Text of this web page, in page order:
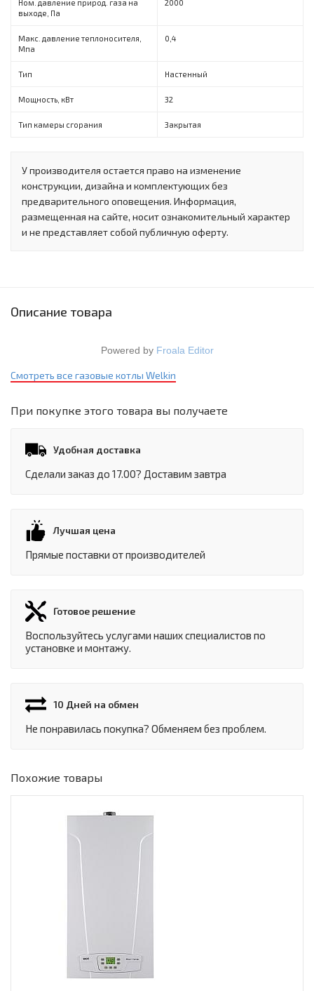
Ном. давление природ. газа на
выходе, Па
2000
Макс. давление теплоносителя,
Мпа
0,4
Тип Настенный
Мощность, кВт 32
Тип камеры сгорания Закрытая
У производителя остается право на изменение
конструкции, дизайна и комплектующих без
предварительного оповещения. Информация,
размещенная на сайте, носит ознакомительный характер
и не представляет собой публичную оферту.
Описание товара
Powered by Froala Editor
Смотреть все газовые котлы Welkin
При покупке этого товара вы получаете
Удобная доставка
Сделали заказ до 17.00? Доставим завтра
Лучшая цена
Прямые поставки от производителей
Готовое решение
Воспользуйтесь услугами наших специалистов по
установке и монтажу.
10 Дней на обмен
Не понравилась покупка? Обменяем без проблем.
Похожие товары